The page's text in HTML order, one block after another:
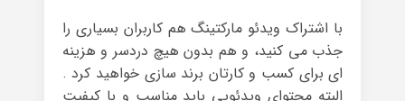
با اشتراک ویدئو مارکتینگ هم کاربران بسیاری را
جذب می کنید، و هم بدون هیچ دردسر و هزینه
ای برای کسب و کارتان برند سازی خواهید کرد .
البته محتوای ویدئویی باید مناسب و با کیفیت